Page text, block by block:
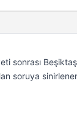
sonrası
soruya